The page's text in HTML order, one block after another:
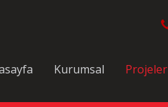
Kurumsal Projeler